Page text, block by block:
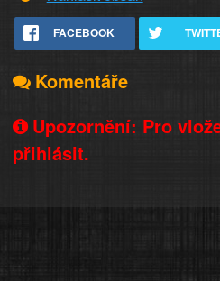
FACEBOOK
Komentáře
Upozornění: Pro
přihlásit.